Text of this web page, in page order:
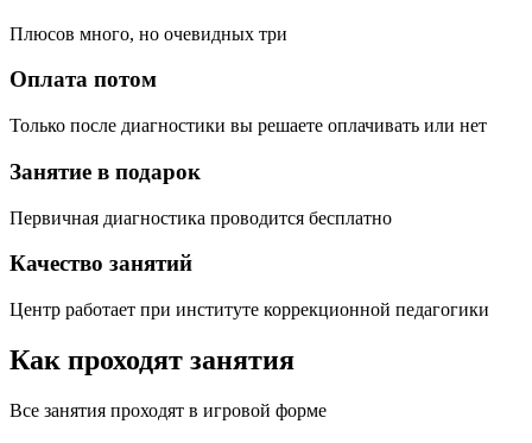
Плюсов много, но очевидных три
Оплата потом
Только после диагностики вы решаете оплачивать или нет
Занятие в подарок
Первичная диагностика проводится бесплатно
Качество занятий
Центр работает при институте коррекционной педагогики
Как проходят занятия
Все занятия проходят в игровой форме